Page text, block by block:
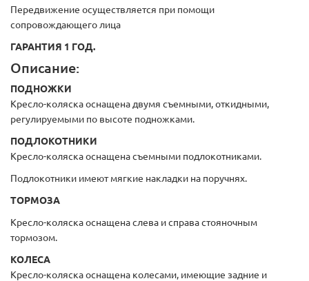
Передвижение осуществляется при помощи
сопровождающего лица
ГАРАНТИЯ 1 ГОД.
Описание:
ПОДНОЖКИ
Кресло-коляска оснащена двумя съемными, откидными,
регулируемыми по высоте подножками.
ПОДЛОКОТНИКИ
Кресло-коляска оснащена съемными подлокотниками.
Подлокотники имеют мягкие накладки на поручнях.
ТОРМОЗА
Кресло-коляска оснащена слева и справа стояночным
тормозом.
КОЛЕСА
Кресло-коляска оснащена колесами, имеющие задние и